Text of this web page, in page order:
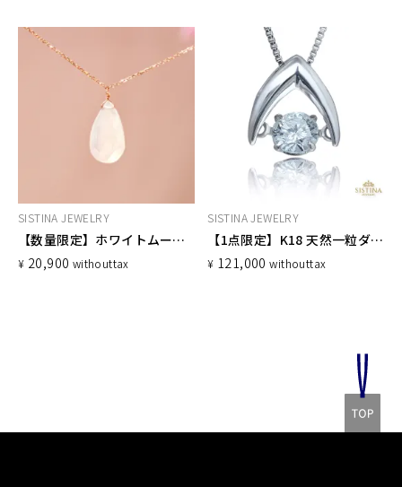
SISTINA JEWELRY
【数量限定】ホワイトムーンストーンネックレス
¥ 20,900 withouttax
SISTINA JEWELRY
【1点限定】K18 天然一粒ダイヤモンド ネックレス 0.3ct ダンシングストーン
¥ 121,000 withouttax